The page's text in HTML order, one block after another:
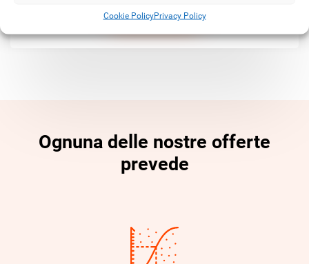
Cookie PolicyPrivacy Policy
Ognuna delle nostre offerte
prevede